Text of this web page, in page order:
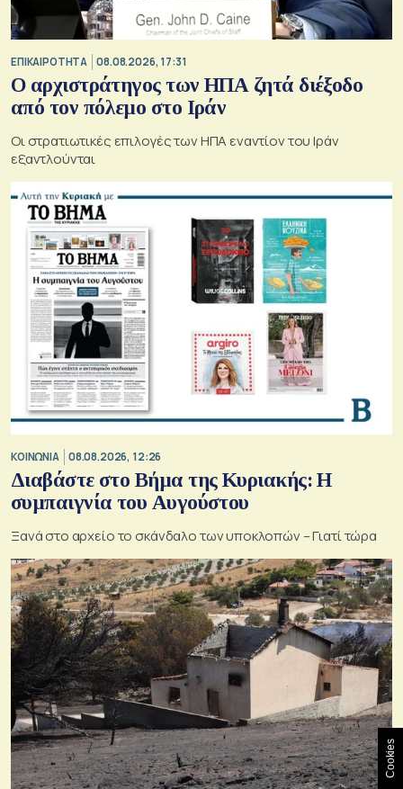
ΕΠΙΚΑΙΡΟΤΗΤΑ 08.08.2026, 17:31
Ο αρχιστράτηγος των ΗΠΑ ζητά διέξοδο
από τον πόλεμο στο Ιράν
Οι στρατιωτικές επιλογές των ΗΠΑ εναντίον του Ιράν
εξαντλούνται
ΚΟΙΝΩΝΙΑ 08.08.2026, 12:26
Διαβάστε στο Βήμα της Κυριακής: Η
συμπαιγνία του Αυγούστου
Ξανά στο αρχείο το σκάνδαλο των υποκλοπών – Γιατί τώρα
Cookies